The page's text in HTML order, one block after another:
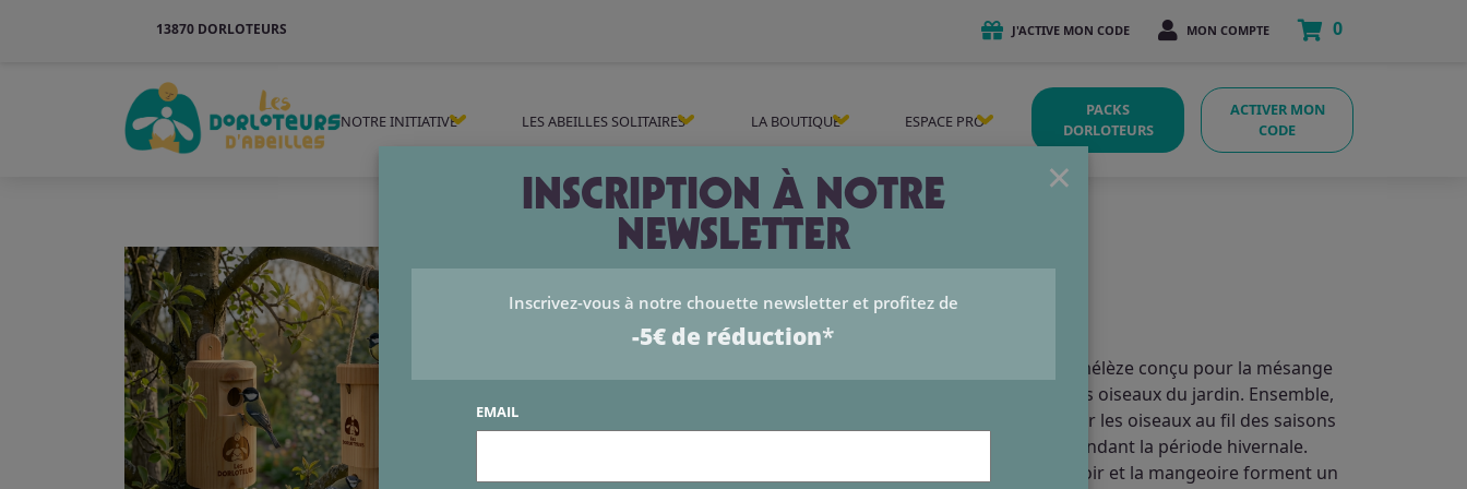
13870 DORLOTEURS J'ACTIVE MON CODE MON COMPTE 0
PACKS
DORLOTEURS
ACTIVER MON
CODE
NOTRE INITIATIVE LES ABEILLES SOLITAIRES LA BOUTIQUE ESPACE PRO
Duo Oiseaux au jardin – Mangeoire et nichoir
75,00€TTC
Le duo Oiseaux au jardin réunit le Cajoloir, nichoir en bois massif de mélèze conçu pour la mésange
charbonnière, et le Picotoir, mangeoire assortie pensée pour les petits oiseaux du jardin. Ensemble,
ils offrent un espace complet pour accueillir, observer et accompagner les oiseaux au fil des saisons
: un abri sûr pour la nidification et un point de nourrissage adapté pendant la période hivernale.
Fabriqués dans le même bois de mélèze durable et non traité, le nichoir et la mangeoire forment un
×
INSCRIPTION À NOTRE
NEWSLETTER
Inscrivez-vous à notre chouette newsletter et profitez de
-5€ de réduction*
EMAIL